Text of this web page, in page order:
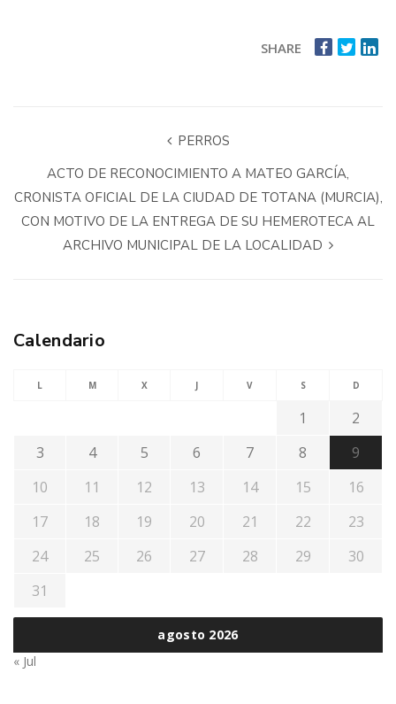
SHARE
PERROS
ACTO DE RECONOCIMIENTO A MATEO GARCÍA,
CRONISTA OFICIAL DE LA CIUDAD DE TOTANA (MURCIA),
CON MOTIVO DE LA ENTREGA DE SU HEMEROTECA AL
ARCHIVO MUNICIPAL DE LA LOCALIDAD
Calendario
agosto 2026
L M X J V S D
1
2
3
4 5 6 7 8
9
10
11 12 13 14 15
16
17
18 19 20 21 22
23
24
25 26 27 28 29
30
31
« Jul